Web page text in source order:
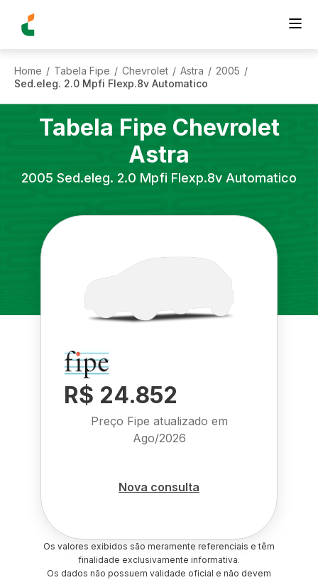
Home / Tabela Fipe / Chevrolet / Astra / 2005 /
Sed.eleg. 2.0 Mpfi Flexp.8v Automatico
Tabela Fipe Chevrolet
Astra
2005 Sed.eleg. 2.0 Mpfi Flexp.8v Automatico
R$ 24.852
Preço Fipe atualizado em
Ago/2026
Nova consulta
Os valores exibidos são meramente referenciais e têm
finalidade exclusivamente informativa.
Os dados não possuem validade oficial e não devem